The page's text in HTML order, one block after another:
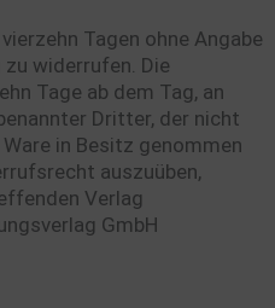
Tagen ohne Angabe
widerrufen. Die
Tage ab dem Tag, an
Dritter, der nicht
in Besitz genommen
auszuüben,
Verlag
GmbH